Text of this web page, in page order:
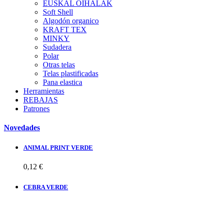
EUSKAL OIHALAK
Soft Shell
Algodón organico
KRAFT TEX
MINKY
Sudadera
Polar
Otras telas
Telas plastificadas
Pana elastica
Herramientas
REBAJAS
Patrones
Novedades
ANIMAL PRINT VERDE
0,12 €
CEBRA VERDE